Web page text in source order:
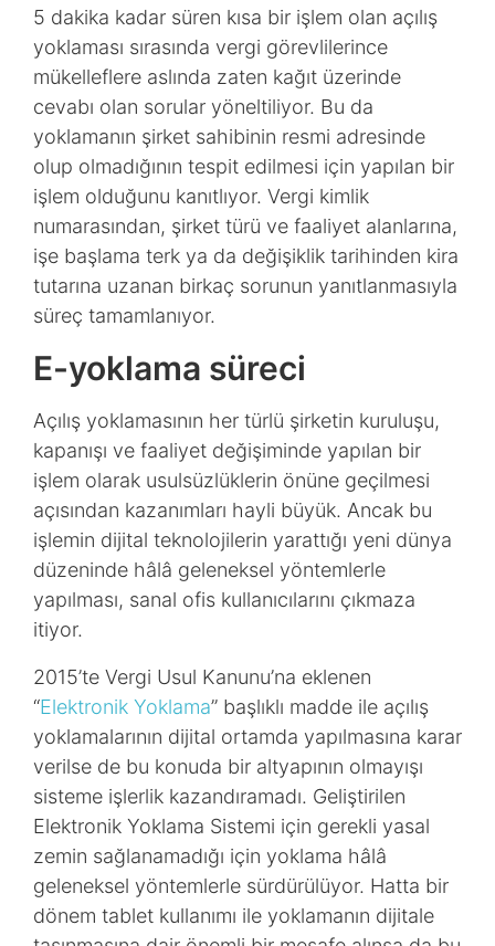
5 dakika kadar süren kısa bir işlem olan açılış
yoklaması sırasında vergi görevlilerince
mükelleflere aslında zaten kağıt üzerinde
cevabı olan sorular yöneltiliyor. Bu da
yoklamanın şirket sahibinin resmi adresinde
olup olmadığının tespit edilmesi için yapılan bir
işlem olduğunu kanıtlıyor. Vergi kimlik
numarasından, şirket türü ve faaliyet alanlarına,
işe başlama terk ya da değişiklik tarihinden kira
tutarına uzanan birkaç sorunun yanıtlanmasıyla
süreç tamamlanıyor.
E-yoklama süreci
Açılış yoklamasının her türlü şirketin kuruluşu,
kapanışı ve faaliyet değişiminde yapılan bir
işlem olarak usulsüzlüklerin önüne geçilmesi
açısından kazanımları hayli büyük. Ancak bu
işlemin dijital teknolojilerin yarattığı yeni dünya
düzeninde hâlâ geleneksel yöntemlerle
yapılması, sanal ofis kullanıcılarını çıkmaza
itiyor.
2015’te Vergi Usul Kanunu’na eklenen
“Elektronik Yoklama” başlıklı madde ile açılış
yoklamalarının dijital ortamda yapılmasına karar
verilse de bu konuda bir altyapının olmayışı
sisteme işlerlik kazandıramadı. Geliştirilen
Elektronik Yoklama Sistemi için gerekli yasal
zemin sağlanamadığı için yoklama hâlâ
geleneksel yöntemlerle sürdürülüyor. Hatta bir
dönem tablet kullanımı ile yoklamanın dijitale